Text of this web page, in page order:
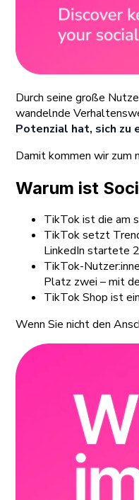
Durch seine große
wandelnde
Potenzial hat, sich zu
Damit kommen wir zum
Warum ist
TikTok ist die am
TikTok setzt
LinkedIn startete
TikTok-
Platz zwei – mit
TikTok Shop ist
Wenn Sie nicht den